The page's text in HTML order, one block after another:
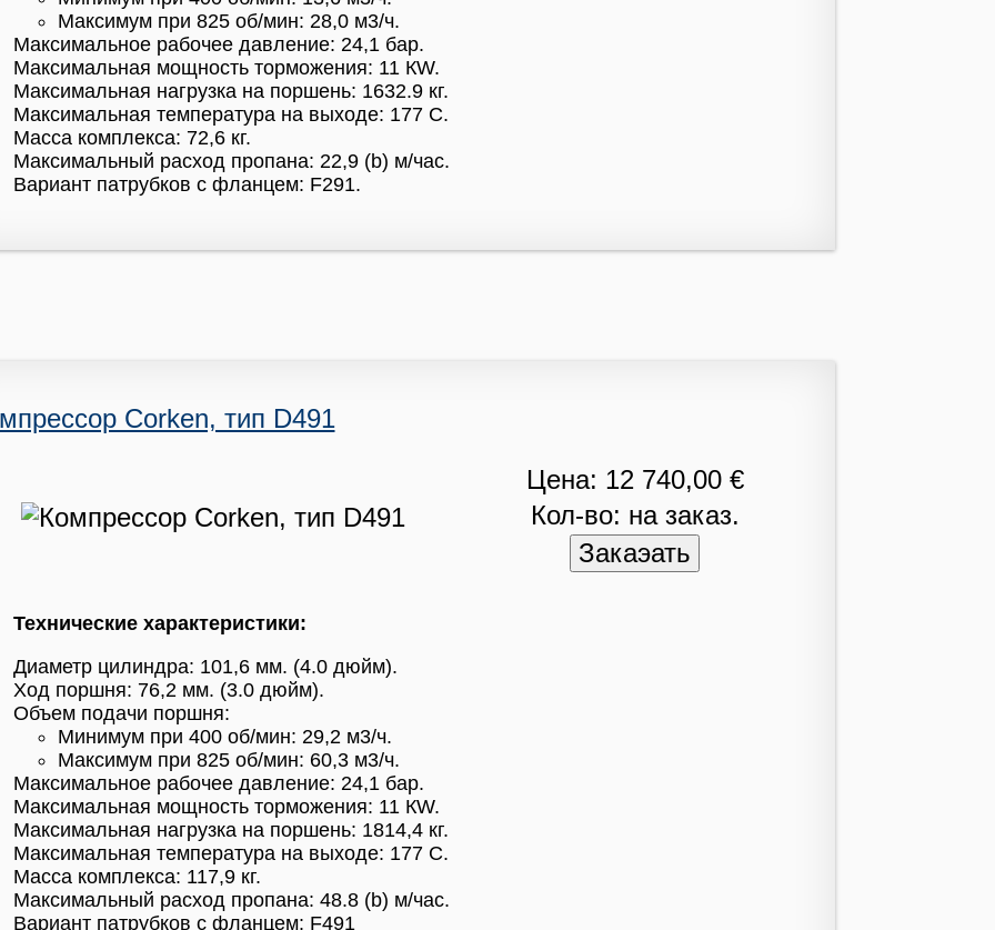
Максимум при 825 об/мин: 28,0 м3/ч.
Максимальное рабочее давление: 24,1 бар.
Максимальная мощность торможения: 11 КW.
Максимальная нагрузка на поршень: 1632.9 кг.
Максимальная температура на выходе: 177 С.
Масса комплекса: 72,6 кг.
Максимальный расход пропана: 22,9 (b) м/час.
Вариант патрубков с фланцем: F291.
Corken, тип D491
Цена: 12 740,00 €
Кол-во: на заказ.
Технические характеристики:
Диаметр цилиндра: 101,6 мм. (4.0 дюйм).
Ход поршня: 76,2 мм. (3.0 дюйм).
Объем подачи поршня:
Минимум при 400 об/мин: 29,2 м3/ч.
Максимум при 825 об/мин: 60,3 м3/ч.
Максимальное рабочее давление: 24,1 бар.
Максимальная мощность торможения: 11 КW.
Максимальная нагрузка на поршень: 1814,4 кг.
Максимальная температура на выходе: 177 С.
Масса комплекса: 117,9 кг.
Максимальный расход пропана: 48.8 (b) м/час.
Вариант патрубков с фланцем: F491